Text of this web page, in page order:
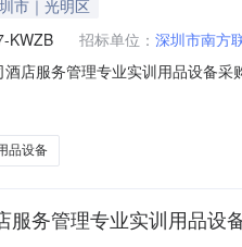
市｜光明区
KWZB 招标单位： 深圳市南方
酒店服务管理专业实训用品设备
相关规定，于2018年9月20日
品设备
服务管理专业实训用品